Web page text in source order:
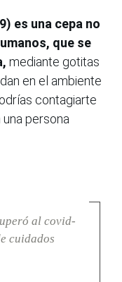
es una cepa no
que se
mediante gotitas
en el ambiente
contagiarte
persona
al covid-
cuidados